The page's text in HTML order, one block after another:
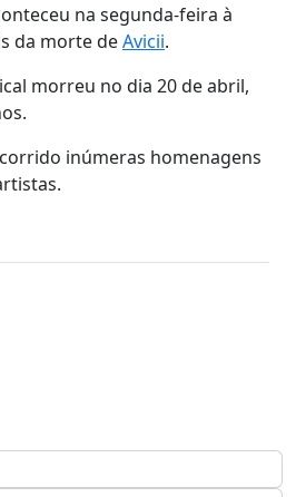
na segunda-feira à
da morte deAvicii.
morreu no dia 20 de abril,
inúmeras homenagens